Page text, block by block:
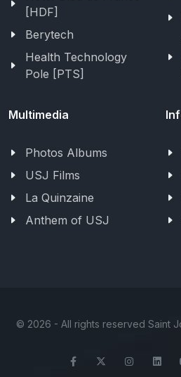
[HDF]
Berytech
Health Technology
Pole [PTS]
Multimedia
Photos Albums
USJ Films
La Quinzaine
Anthem of USJ
© 2026 - All rights reserved Saint
FacebookTwitter